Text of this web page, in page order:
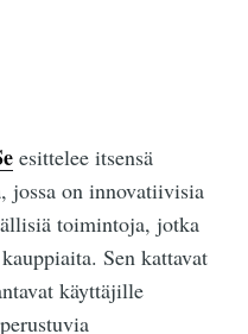
esittelee itsensä
jossa on innovatiivisia
toimintoja, jotka
Sen kattavat
käyttäjille